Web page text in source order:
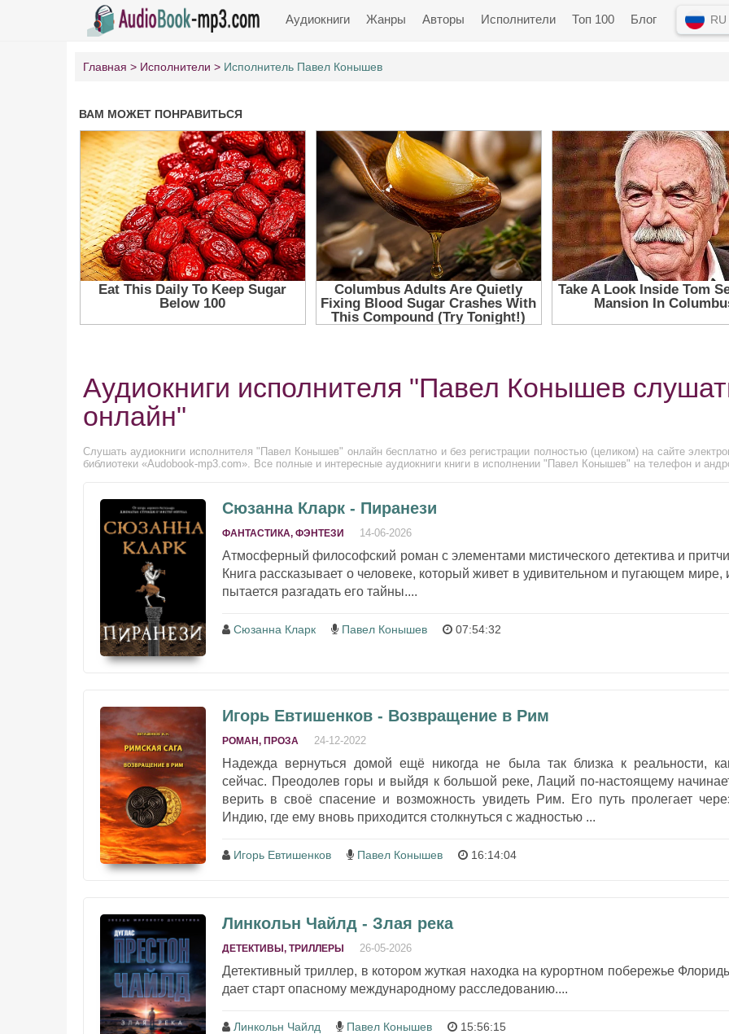
Аудиокниги Жанры Авторы Исполнители Топ 100 Блог RU
Главная Исполнители Исполнитель Павел Конышев
Аудиокниги исполнителя "Павел Конышев
онлайн"
Слушать аудиокниги исполнителя "Павел Конышев" онлайн бесплатно и без регистрации полностью (целиком) на сайте
библиотеки «Audobook-mp3.com». Все полные и интересные аудиокниги книги в исполнении "Павел Конышев" на телефон и
Сюзанна Кларк - Пиранези
ФАНТАСТИКА, ФЭНТЕЗИ 14-06-2026
Атмосферный философский роман с элементами мистического детектива и
Книга рассказывает о человеке, который живет в удивительном и пугающем мире,
пытается разгадать его тайны....
Сюзанна Кларк Павел Конышев 07:54:32
Игорь Евтишенков - Возвращение в Рим
РОМАН, ПРОЗА 24-12-2022
Надежда вернуться домой ещё никогда не была так близка к реальности,
сейчас. Преодолев горы и выйдя к большой реке, Лаций по-настоящему
верить в своё спасение и возможность увидеть Рим. Его путь пролегает
Индию, где ему вновь приходится столкнуться с жадностью ...
Игорь Евтишенков Павел Конышев 16:14:04
Линкольн Чайлд - Злая река
ДЕТЕКТИВЫ, ТРИЛЛЕРЫ 26-05-2026
Детективный триллер, в котором жуткая находка на курортном побережье
дает старт опасному международному расследованию....
Линкольн Чайлд Павел Конышев 15:56:15